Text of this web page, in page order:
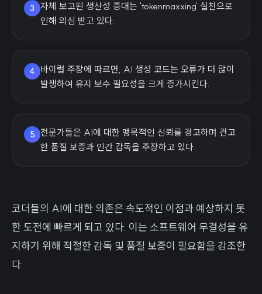
3
자체 보고된 생산성 증대는 'tokenmaxxing' 실천으로
인해 의심 받고 있다.
4
바이럴 주장에 따르면, AI 생성 코드는 오류가 더 많이
발생하여 유지 보수 필요성을 크게 증가시킨다.
5
전문가들은 AI에 대한 맹목적인 신뢰를 경고하며 견고
한 품질 보증과 인간 감독을 주장하고 있다.
코더들의 AI에 대한 의존은 속도적인 이점과 예상하지 못
한 도전에 빠르게 되고 있다. 이는 소프트웨어 무결성을 유
지하기 위해 적절한 감독 및 품질 보증이 필요함을 강조한
다.